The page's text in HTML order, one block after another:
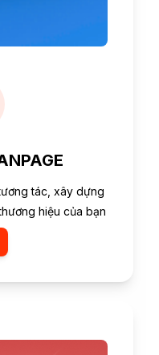
tác, xây dựng
hiệu của bạn